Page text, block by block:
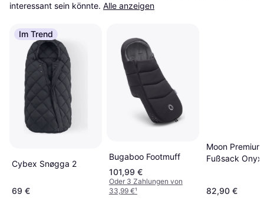
interessant sein könnte. Alle anzeigen
Im Trend
Cybex Snøgga 2
69 €
Bugaboo Footmuff
101,99 €
Oder 3 Zahlungen von
33,99 €¹
Moon Premium
Fußsack Onyx
82,90 €